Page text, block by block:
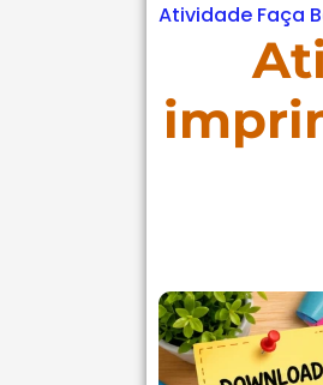
Atividade Faça